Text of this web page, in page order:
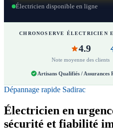
Électricien disponible en ligne
CHRONOSERVE ÉLECTRICIEN
4.9
Note moyenne des clients
Artisans Qualifiés / Assurances
Dépannage rapide Sadirac
Électricien en
sécurité et fiabilité